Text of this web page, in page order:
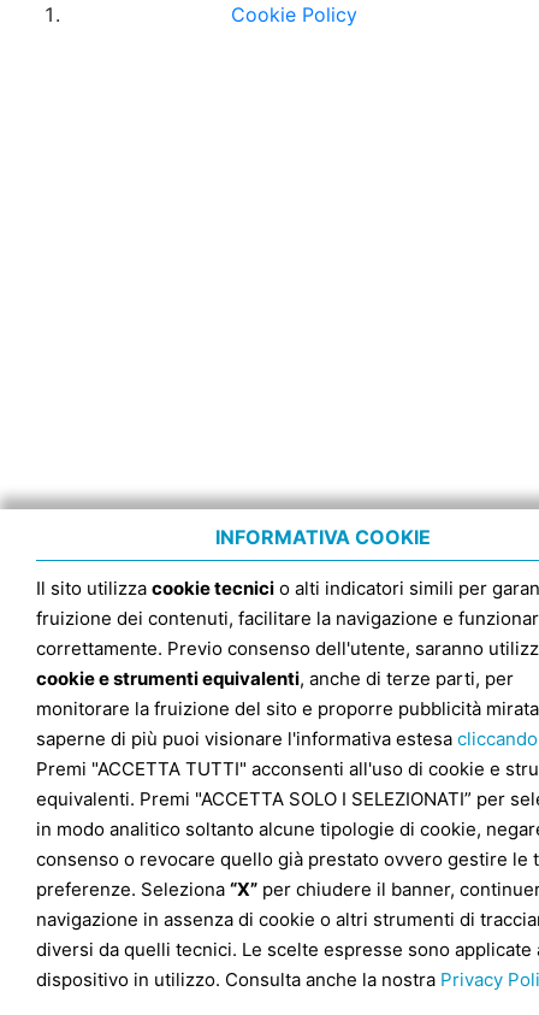
Cookie Policy
INFORMATIVA COOKIE
Il sito utilizza cookie tecnici o alti indicatori simili per
fruizione dei contenuti, facilitare la navigazione e
correttamente. Previo consenso dell'utente, saranno
cookie e strumenti equivalenti, anche di terze parti, per
monitorare la fruizione del sito e proporre pubblicità
saperne di più puoi visionare l'informativa estesa
Premi "ACCETTA TUTTI" acconsenti all'uso di cookie e
equivalenti. Premi "ACCETTA SOLO I SELEZIONATI” per
in modo analitico soltanto alcune tipologie di cookie,
consenso o revocare quello già prestato ovvero gestire le
preferenze. Seleziona “X” per chiudere il banner,
navigazione in assenza di cookie o altri strumenti di
diversi da quelli tecnici. Le scelte espresse sono applicate
dispositivo in utilizzo. Consulta anche la nostra Privacy